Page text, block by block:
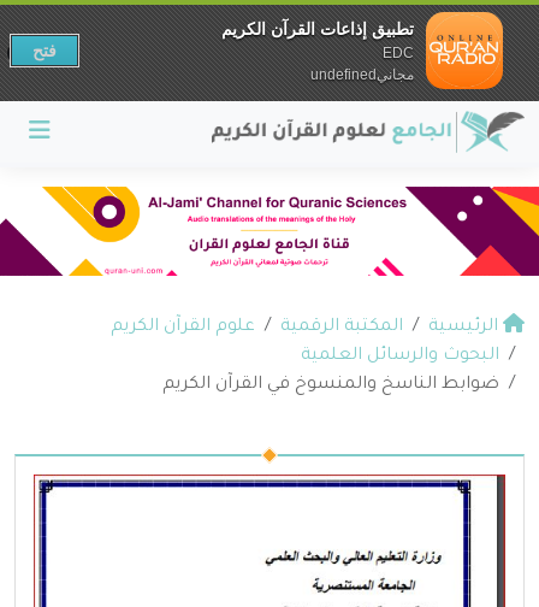
الرئيسية المكتبة الرقمية
علوم القرآن الكريم
البحوث والرسائل العلمية
ضوابط الناسخ والمنسوخ في القرآن الكريم
تطبيق إذاعات القرآن الكريم
EDC
مجانيundefined
فتح